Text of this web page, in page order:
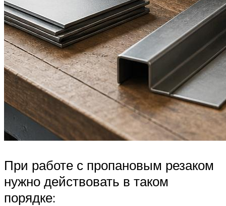
При работе с пропановым резаком
нужно действовать в таком
порядке: